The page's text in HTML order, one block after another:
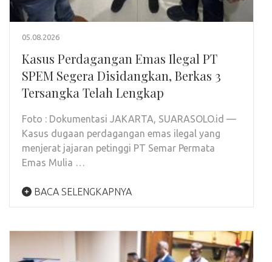
05.08.2026
Kasus Perdagangan Emas Ilegal PT
SPEM Segera Disidangkan, Berkas 3
Tersangka Telah Lengkap
Foto : Dokumentasi JAKARTA, SUARASOLO.id —
Kasus dugaan perdagangan emas ilegal yang
menjerat jajaran petinggi PT Semar Permata
Emas Mulia …
BACA SELENGKAPNYA